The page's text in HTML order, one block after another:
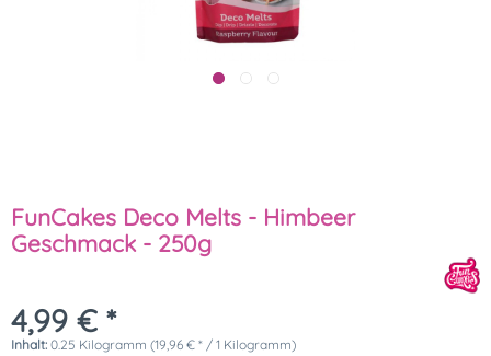
FunCakes Deco Melts - Himbeer
Geschmack - 250g
4,99 € *
Inhalt: 0.25 Kilogramm (19,96 € * / 1 Kilogramm)